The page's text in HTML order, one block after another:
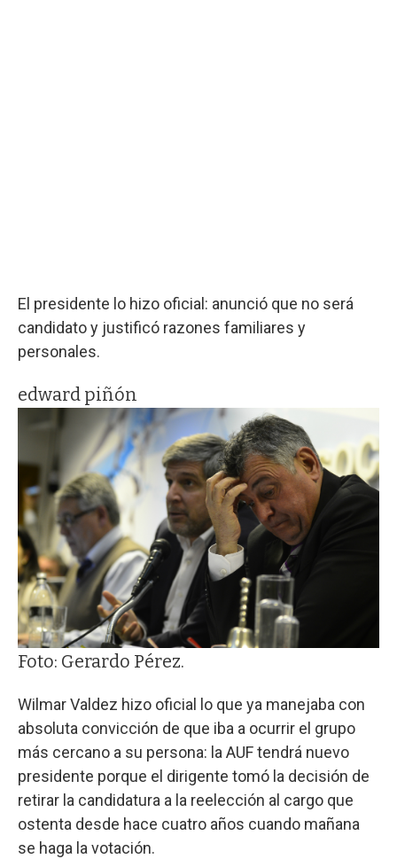
El presidente lo hizo oficial: anunció que no será
candidato y justificó razones familiares y
personales.
edward piñón
Foto: Gerardo Pérez.
Wilmar Valdez hizo oficial lo que ya manejaba con
absoluta convicción de que iba a ocurrir el grupo
más cercano a su persona: la AUF tendrá nuevo
presidente porque el dirigente tomó la decisión de
retirar la candidatura a la reelección al cargo que
ostenta desde hace cuatro años cuando mañana
se haga la votación.